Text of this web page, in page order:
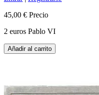
45,00 € Precio
2 euros Pablo VI
Añadir al carrito